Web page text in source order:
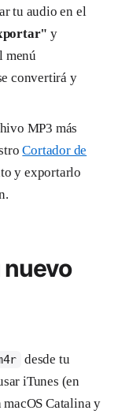
tu audio en el
y
menú
convertirá y
MP3 más
Cortador de
y exportarlo
nuevo
desde tu
iTunes (en
Catalina y